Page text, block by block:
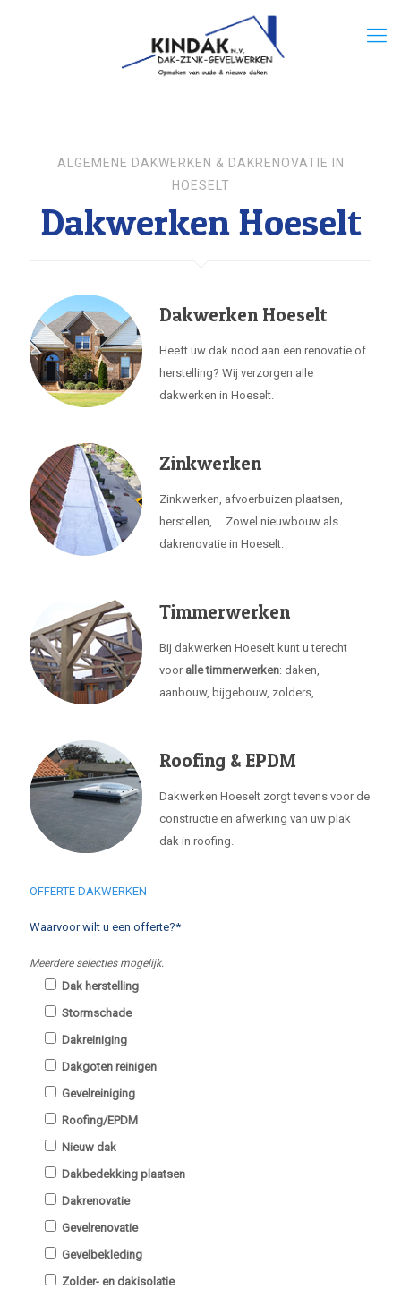
ALGEMENE DAKWERKEN & DAKRENOVATIE IN
HOESELT
Dakwerken Hoeselt
Dakwerken Hoeselt
Heeft uw dak nood aan een renovatie of
herstelling? Wij verzorgen alle
dakwerken in Hoeselt.
Zinkwerken
Zinkwerken, afvoerbuizen plaatsen,
herstellen, ... Zowel nieuwbouw als
dakrenovatie in Hoeselt.
Timmerwerken
Bij dakwerken Hoeselt kunt u terecht
voor alle timmerwerken: daken,
aanbouw, bijgebouw, zolders, ...
Roofing & EPDM
Dakwerken Hoeselt zorgt tevens voor de
constructie en afwerking van uw plak
dak in roofing.
OFFERTE DAKWERKEN
Waarvoor wilt u een offerte?*
Meerdere selecties mogelijk.
Dak herstelling
Stormschade
Dakreiniging
Dakgoten reinigen
Gevelreiniging
Roofing/EPDM
Nieuw dak
Dakbedekking plaatsen
Dakrenovatie
Gevelrenovatie
Gevelbekleding
Zolder- en dakisolatie